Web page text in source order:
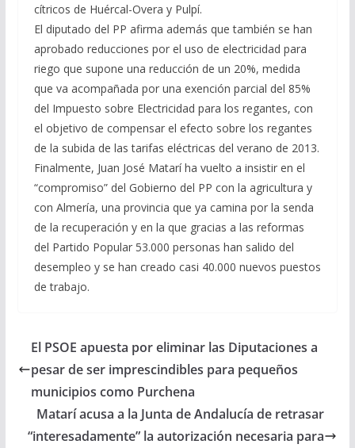
cítricos de Huércal-Overa y Pulpí.
El diputado del PP afirma además que también se han
aprobado reducciones por el uso de electricidad para
riego que supone una reducción de un 20%, medida
que va acompañada por una exención parcial del 85%
del Impuesto sobre Electricidad para los regantes, con
el objetivo de compensar el efecto sobre los regantes
de la subida de las tarifas eléctricas del verano de 2013.
Finalmente, Juan José Matarí ha vuelto a insistir en el
“compromiso” del Gobierno del PP con la agricultura y
con Almería, una provincia que ya camina por la senda
de la recuperación y en la que gracias a las reformas
del Partido Popular 53.000 personas han salido del
desempleo y se han creado casi 40.000 nuevos puestos
de trabajo.
El PSOE apuesta por eliminar las Diputaciones a
pesar de ser imprescindibles para pequeños
municipios como Purchena
Matarí acusa a la Junta de Andalucía de retrasar
“interesadamente” la autorización necesaria para